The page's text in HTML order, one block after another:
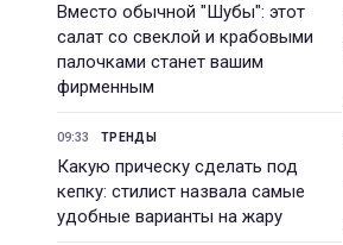
Вместо обычной "Шубы": этот
салат со свеклой и крабовыми
палочками станет вашим
фирменным
09:33 ТРЕНДЫ
Какую прическу сделать под
кепку: стилист назвала самые
удобные варианты на жару